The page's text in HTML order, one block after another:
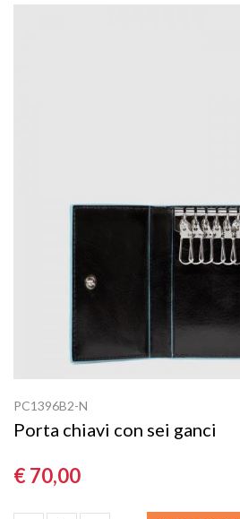
PC1396B2-N
Porta chiavi con sei ganci
€ 70,00